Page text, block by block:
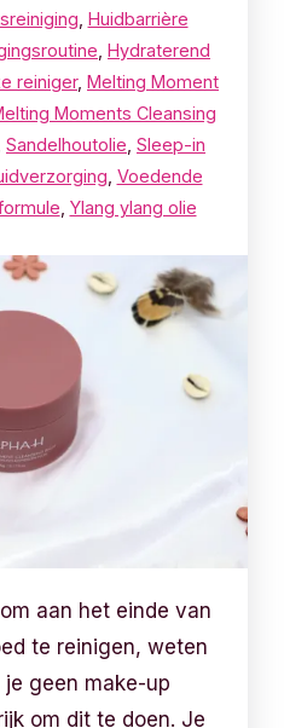
Huidbarrière
Hydraterend
reiniger, Melting Moment
Moments Cleansing
Sandelhoutolie Sleep-in
Voedende
Ylang ylang olie
aan het einde van
te reinigen, weten
geen make-up
om dit te doen. Je